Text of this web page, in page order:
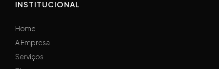
INSTITUCIONAL
Home
A Empresa
Serviços